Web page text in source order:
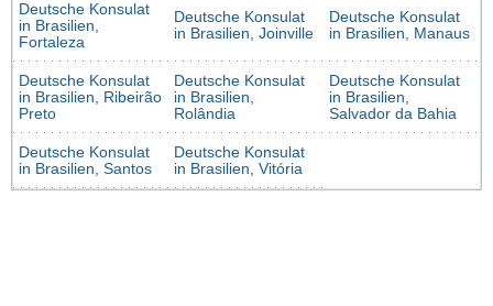
Deutsche Konsulat
in Brasilien,
Fortaleza
Deutsche Konsulat
in Brasilien, Joinville
Deutsche Konsulat
in Brasilien, Manaus
Deutsche Konsulat
in Brasilien, Ribeirão
Preto
Deutsche Konsulat
in Brasilien,
Rolândia
Deutsche Konsulat
in Brasilien,
Salvador da Bahia
Deutsche Konsulat
in Brasilien, Santos
Deutsche Konsulat
in Brasilien, Vitória